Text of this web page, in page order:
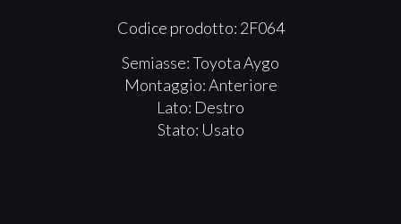
Codice prodotto: 2F064
Semiasse: Toyota Aygo
Montaggio: Anteriore
Lato: Destro
Stato: Usato